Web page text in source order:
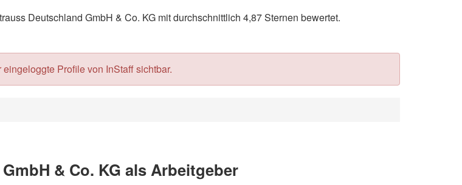
Deutschland GmbH & Co. KG mit durchschnittlich 4,87 Sternen bewertet.
Profile von InStaff sichtbar.
& Co. KG als Arbeitgeber